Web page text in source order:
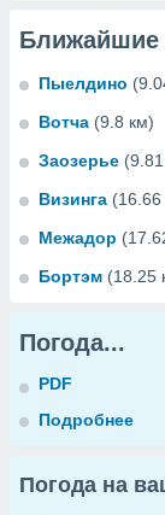
Ближайшие
Пыелдино
Вотча (9.8 км)
Заозерье
Визинга (16.66
Межадор
Бортэм (18.25
Погода...
PDF
Подробнее
Погода на